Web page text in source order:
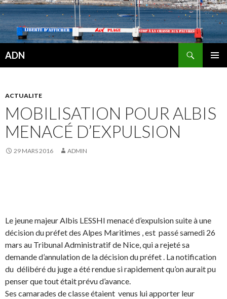
ADN
ACTUALITE
MOBILISATION POUR ALBIS
MENACÉ D’EXPULSION
29 MARS 2016 ADMIN
Le jeune majeur Albis LESSHI menacé d’expulsion suite à une
décision du préfet des Alpes Maritimes , est passé samedi 26
mars au Tribunal Administratif de Nice, qui a rejeté sa
demande d’annulation de la décision du préfet . La notification
du délibéré du juge a été rendue si rapidement qu’on aurait pu
penser que tout était prévu d’avance.
Ses camarades de classe étaient venus lui apporter leur